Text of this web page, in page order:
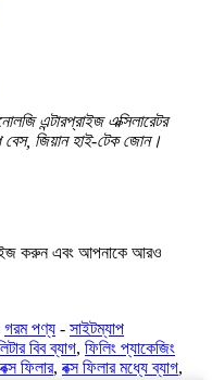
এন্টারপ্রাইজ এক্সিলারেটর
বেস, জিয়ান হাই-টেক জোন।
করুন এবং আপনাকে আরও
গরম পণ্য - সাইটম্যাপ
বিব ব্যাগ, ফিলিং প্যাকেজিং
ফিলার, বক্স ফিলার মধ্যে ব্যাগ,